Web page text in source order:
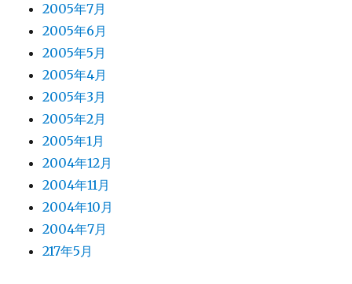
2005年7月
2005年6月
2005年5月
2005年4月
2005年3月
2005年2月
2005年1月
2004年12月
2004年11月
2004年10月
2004年7月
217年5月